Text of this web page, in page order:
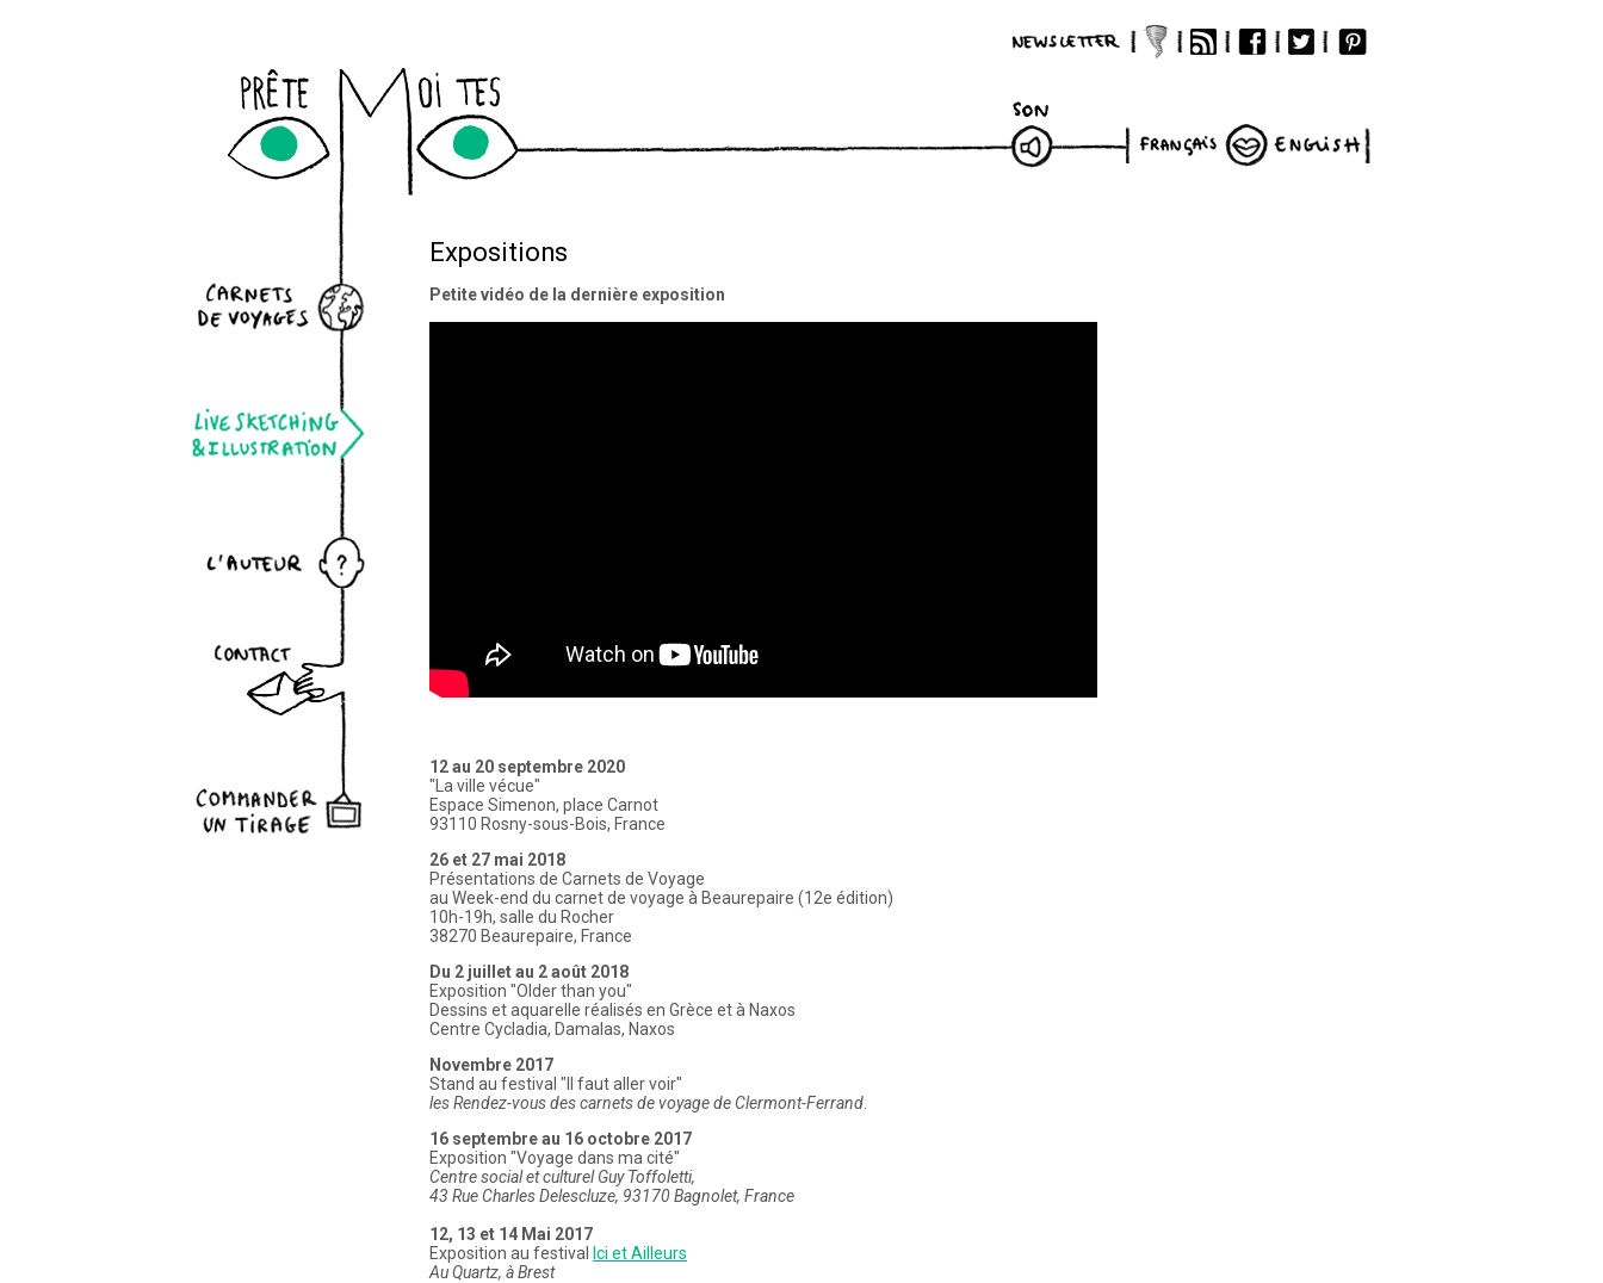
Français
Pinterest
Expositions
Petite vidéo de la dernière exposition
12 au 20 septembre 2020
"La ville vécue"
Espace Simenon, place Carnot
93110 Rosny-sous-Bois, France
26 et 27 mai 2018
Présentations de Carnets de Voyage
au Week-end du carnet de voyage à Beaurepaire (12e édition)
10h-19h, salle du Rocher
38270 Beaurepaire, France
Du 2 juillet au 2 août 2018
Exposition "Older than you"
Dessins et aquarelle réalisés en Grèce et à Naxos
Centre Cycladia, Damalas, Naxos
Novembre 2017
Stand au festival "Il faut aller voir"
les Rendez-vous des carnets de voyage de Clermont-Ferrand
16 septembre au 16 octobre 2017
Exposition "Voyage dans ma cité"
Centre social et culturel Guy Toffoletti,
43 Rue Charles Delescluze, 93170 Bagnolet, France
12, 13 et 14 Mai 2017
Exposition au festival
Ici et Ailleurs
Au Quartz, à Brest